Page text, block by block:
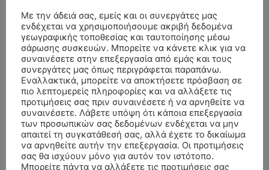
ΣΥΛΛΥΠΗΤΗΡΙΑ ΜΗΝΥΜΑΤΑ
ΠΑΝΑΓΙΩΤΗΣ IΩΑΚΕΙΜΙΔΗΣεπί ΚΗΔΕΙΑ – ΔΕΥΤΕΡΑ 3/8/2026 –
ΣΠΥΡΙΔΟΥΛΑ Γ. ΣΕΪΤΑΝΙΔΟΥ ΕΤΩΝ 91
Αγγελική ΘωμουεπίΚΗΔΕΙΑ – ΔΕΥΤΕΡΑ 3/8/2026 – ΔΗΜΗΤΡΙΟΣ Σ.
ΤΣΙΛΙΚΗΣ ΕΤΩΝ 79
Με την άδειά σας, εμείς και οι συνεργάτες μας
ενδέχεται να χρησιμοποιήσουμε ακριβή δεδομένα
γεωγραφικής τοποθεσίας και ταυτοποίησης μέσω
σάρωσης συσκευών. Μπορείτε να κάνετε κλικ για να
συναινέσετε στην επεξεργασία από εμάς και τους
συνεργάτες μας όπως περιγράφεται παραπάνω.
Εναλλακτικά, μπορείτε να αποκτήσετε πρόσβαση σε
πιο λεπτομερείς πληροφορίες και να αλλάξετε τις
προτιμήσεις σας πριν συναινέσετε ή να αρνηθείτε να
συναινέσετε. Λάβετε υπόψη ότι κάποια επεξεργασία
των προσωπικών σας δεδομένων ενδέχεται να μην
απαιτεί τη συγκατάθεσή σας, αλλά έχετε το δικαίωμα
να αρνηθείτε αυτήν την επεξεργασία. Οι προτιμήσεις
σας θα ισχύουν μόνο για αυτόν τον ιστότοπο.
Μπορείτε πάντα να αλλάξετε τις προτιμήσεις σας